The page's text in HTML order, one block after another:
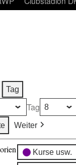
Tag
Tag
Weiter
Kurse usw.